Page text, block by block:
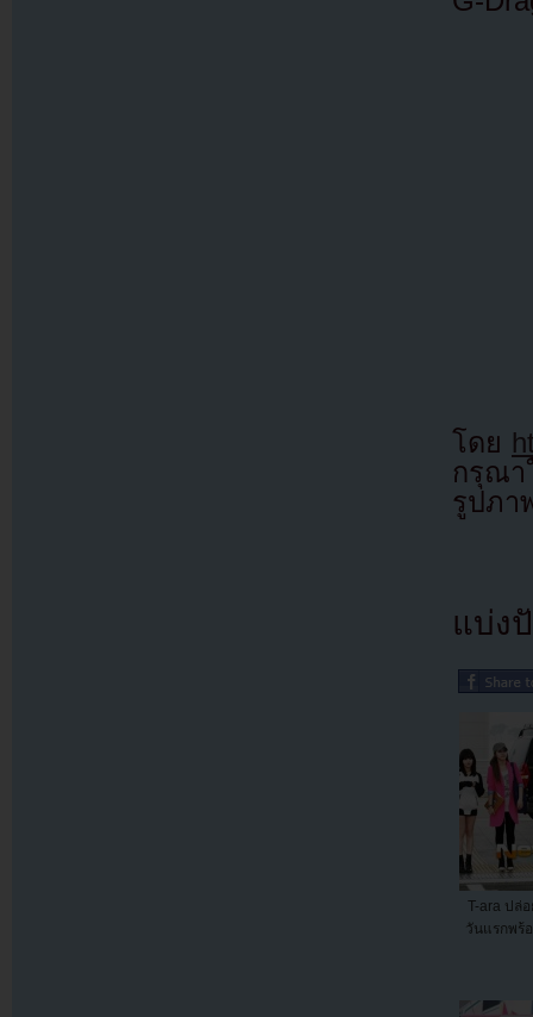
โดย
กรุณา
รูปภา
แบ่ง
T-ara ปล่
วันแรกพร้